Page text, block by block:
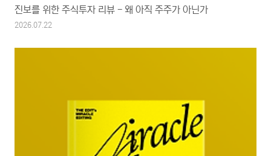
진보를 위한 주식투자 리뷰 - 왜 아직 주주가 아닌가
2026.07.22